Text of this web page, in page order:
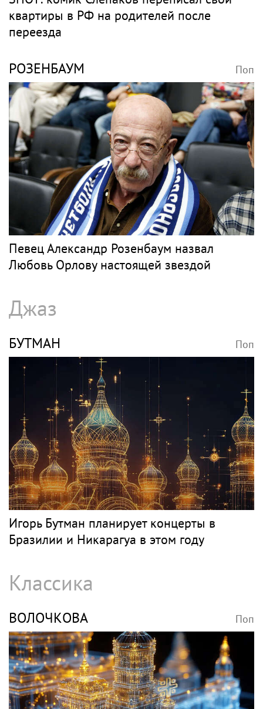
Рэпер ST получил награду от Путина
Барды
СЛЕПАКОВ Поп
SHOT: комик Слепаков переписал свои
квартиры в РФ на родителей после
переезда
РОЗЕНБАУМ Поп
Певец Александр Розенбаум назвал
Любовь Орлову настоящей звездой
Джаз
БУТМАН Поп